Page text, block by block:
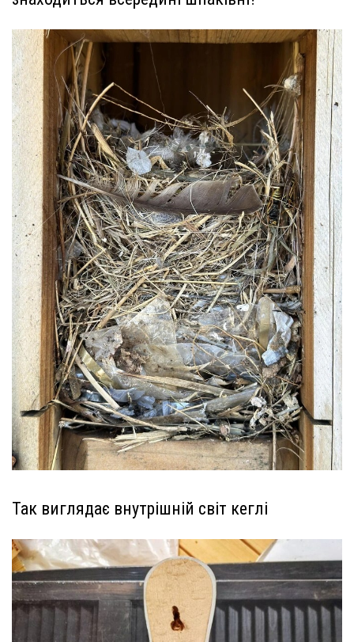
Так виглядає внутрішній світ кеглі